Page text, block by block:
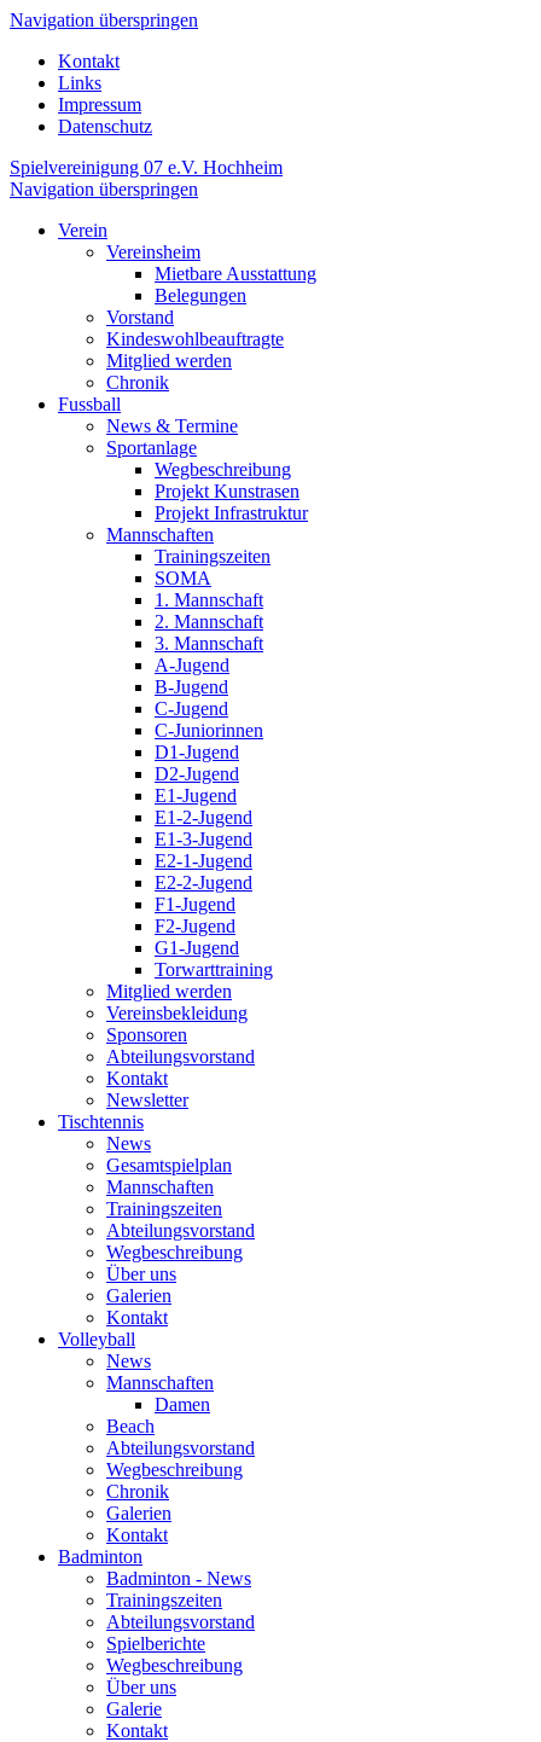
Navigation überspringen
Kontakt
Links
Impressum
Datenschutz
Spielvereinigung 07 e.V. Hochheim
Navigation überspringen
Verein
Vereinsheim
Mietbare Ausstattung
Belegungen
Vorstand
Kindeswohlbeauftragte
Mitglied werden
Chronik
Fussball
News & Termine
Sportanlage
Wegbeschreibung
Projekt Kunstrasen
Projekt Infrastruktur
Mannschaften
Trainingszeiten
SOMA
1. Mannschaft
2. Mannschaft
3. Mannschaft
A-Jugend
B-Jugend
C-Jugend
C-Juniorinnen
D1-Jugend
D2-Jugend
E1-Jugend
E1-2-Jugend
E1-3-Jugend
E2-1-Jugend
E2-2-Jugend
F1-Jugend
F2-Jugend
G1-Jugend
Torwarttraining
Mitglied werden
Vereinsbekleidung
Sponsoren
Abteilungsvorstand
Kontakt
Newsletter
Tischtennis
News
Gesamtspielplan
Mannschaften
Trainingszeiten
Abteilungsvorstand
Wegbeschreibung
Über uns
Galerien
Kontakt
Volleyball
News
Mannschaften
Damen
Beach
Abteilungsvorstand
Wegbeschreibung
Chronik
Galerien
Kontakt
Badminton
Badminton - News
Trainingszeiten
Abteilungsvorstand
Spielberichte
Wegbeschreibung
Über uns
Galerie
Kontakt